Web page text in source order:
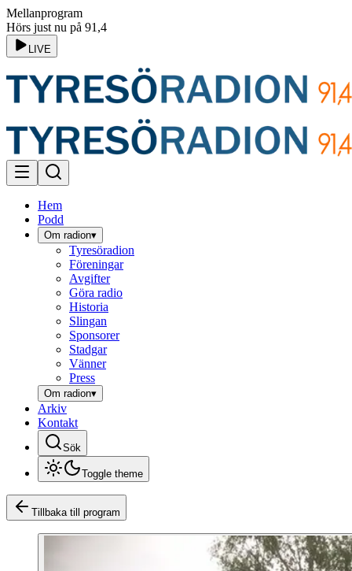
Mellanprogram
Hörs just nu på 91,4
LIVE
Hem
Podd
Om radion▾
Tyresöradion
Föreningar
Avgifter
Göra radio
Historia
Slingan
Sponsorer
Stadgar
Vänner
Press
Om radion▾
Arkiv
Kontakt
Sök
Toggle theme
Tillbaka till program